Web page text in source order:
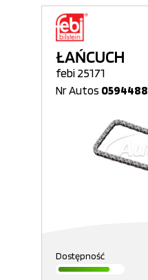
ŁAŃCUCH
febi 25171
Nr Autos 0594488
Dostępność